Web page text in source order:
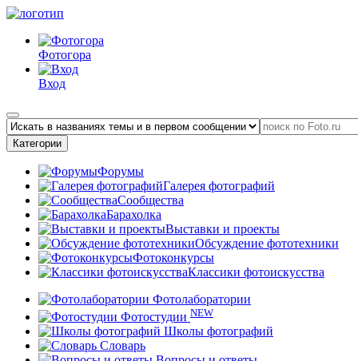
Фотогора
Вход
Категории
Форумы
Галерея фотографий
Сообщества
Барахолка
Выставки и проекты
Обсуждение фототехники
Фотоконкурсы
Классики фотоискусства
Фотолаборатории
Фотостудии NEW
Школы фотографий
Словарь